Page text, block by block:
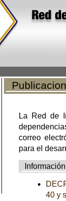
La Red de
correo
para el
Información
40 y